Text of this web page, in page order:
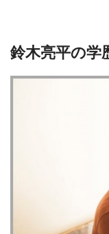
鈴木亮平の学